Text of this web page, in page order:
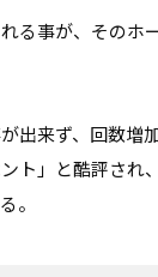
る事が、そのホ
出来ず、回数増
ト」と酷評され
。